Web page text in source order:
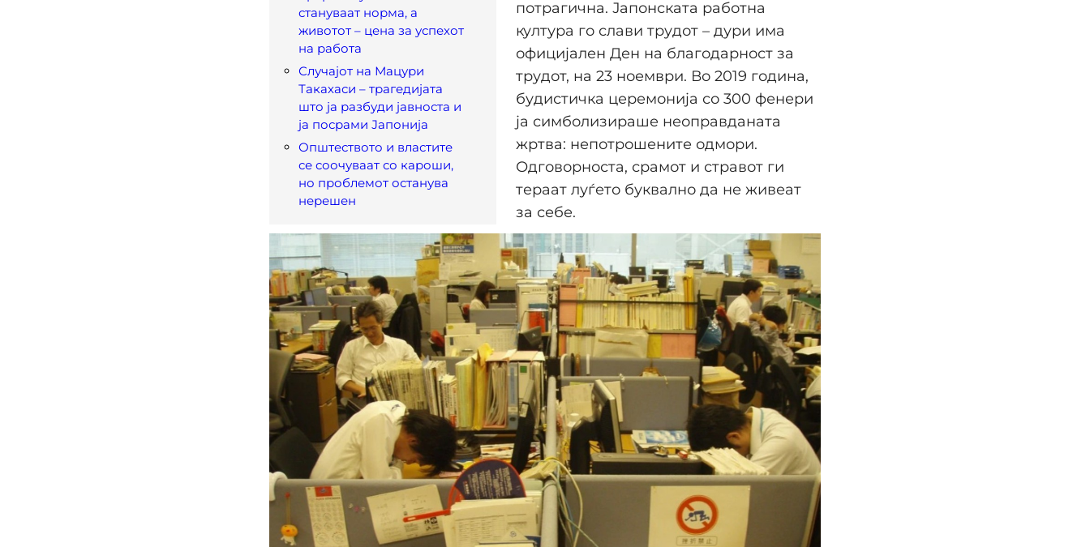
стануваат норма, а
животот – цена за успехот
на работа
Случајот на Мацури
Такахаси – трагедијата
што ја разбуди јавноста и
ја посрами Јапонија
Општеството и властите
се соочуваат со кароши,
но проблемот останува
нерешен
потрагична. Јапонската работна
култура го слави трудот – дури има
официјален Ден на благодарност за
трудот, на 23 ноември. Во 2019 година,
будистичка церемонија со 300 фенери
ја симболизираше неоправданата
жртва: непотрошените одмори.
Одговорноста, срамот и стравот ги
тераат луѓето буквално да не живеат
за себе.